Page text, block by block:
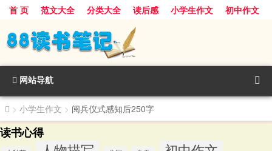
首 页 范文大全 分类大全 读后感 小学生作文
初中作文
景物描写
话题作文 人物描写
节日作文
网站导航
> 小学生作文 > 阅兵仪式感知后250字
读书心得